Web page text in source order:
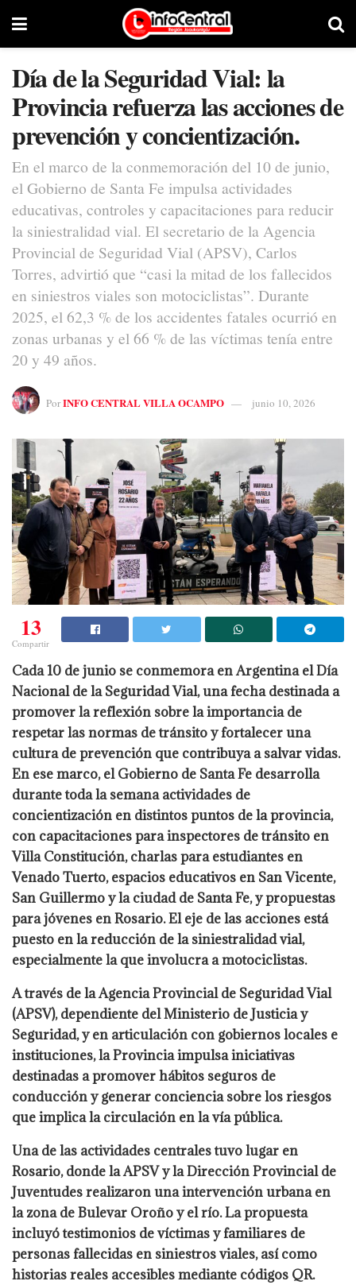
Día de la Seguridad Vial: la
Provincia refuerza las acciones de
prevención y concientización.
En el marco de la conmemoración del 10 de junio,
el Gobierno de Santa Fe impulsa actividades
educativas, controles y capacitaciones para reducir
la siniestralidad vial. El secretario de la Agencia
Provincial de Seguridad Vial (APSV), Carlos
Torres, advirtió que “casi la mitad de los fallecidos
en siniestros viales son motociclistas”. Durante
2025, el 62,3 % de los accidentes fatales ocurrió en
zonas urbanas y el 66 % de las víctimas tenía entre
20 y 49 años.
PorINFO CENTRAL VILLA OCAMPO junio 10, 2026
13
Compartir
Cada 10 de junio se conmemora en Argentina el Día
Nacional de la Seguridad Vial, una fecha destinada a
promover la reflexión sobre la importancia de
respetar las normas de tránsito y fortalecer una
cultura de prevención que contribuya a salvar vidas.
En ese marco, el Gobierno de Santa Fe desarrolla
durante toda la semana actividades de
concientización en distintos puntos de la provincia,
con capacitaciones para inspectores de tránsito en
Villa Constitución, charlas para estudiantes en
Venado Tuerto, espacios educativos en San Vicente,
San Guillermo y la ciudad de Santa Fe, y propuestas
para jóvenes en Rosario. El eje de las acciones está
puesto en la reducción de la siniestralidad vial,
especialmente la que involucra a motociclistas.
A través de la Agencia Provincial de Seguridad Vial
(APSV), dependiente del Ministerio de Justicia y
Seguridad, y en articulación con gobiernos locales e
instituciones, la Provincia impulsa iniciativas
destinadas a promover hábitos seguros de
conducción y generar conciencia sobre los riesgos
que implica la circulación en la vía pública.
Una de las actividades centrales tuvo lugar en
Rosario, donde la APSV y la Dirección Provincial de
Juventudes realizaron una intervención urbana en
la zona de Bulevar Oroño y el río. La propuesta
incluyó testimonios de víctimas y familiares de
personas fallecidas en siniestros viales, así como
historias reales accesibles mediante códigos QR.